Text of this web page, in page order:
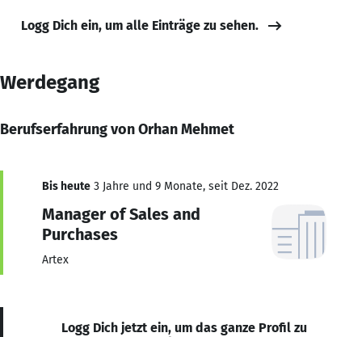
Logg Dich ein, um alle Einträge zu sehen.
Werdegang
Berufserfahrung von Orhan Mehmet
Bis heute 3 Jahre und 9 Monate, seit Dez. 2022
Manager of Sales and
Purchases
Artex
Logg Dich jetzt ein, um das ganze Profil zu